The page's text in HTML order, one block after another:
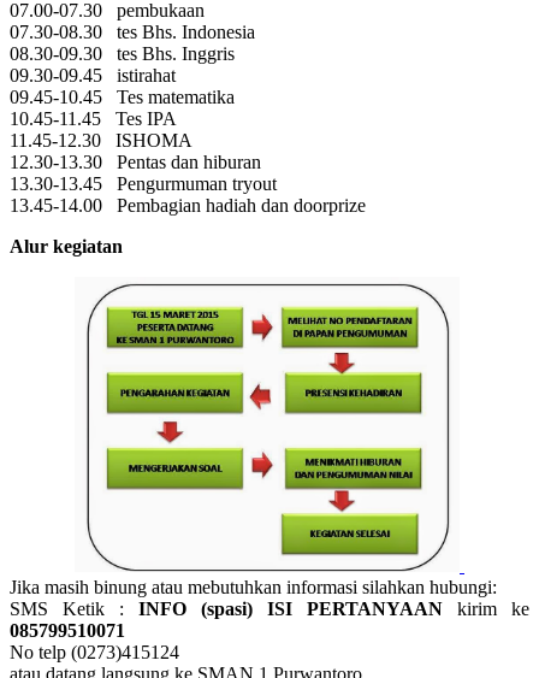
07.00-07.30 pembukaan
07.30-08.30 tes Bhs. Indonesia
08.30-09.30 tes Bhs. Inggris
09.30-09.45 istirahat
09.45-10.45 Tes matematika
10.45-11.45 Tes IPA
11.45-12.30 ISHOMA
12.30-13.30 Pentas dan hiburan
13.30-13.45 Pengurmuman tryout
13.45-14.00 Pembagian hadiah dan doorprize
Alur kegiatan
Jika masih binung atau mebutuhkan informasi silahkan hubungi:
SMS Ketik : INFO (spasi) ISI PERTANYAAN kirim ke
085799510071
No telp (0273)415124
atau datang langsung ke SMAN 1 Purwantoro